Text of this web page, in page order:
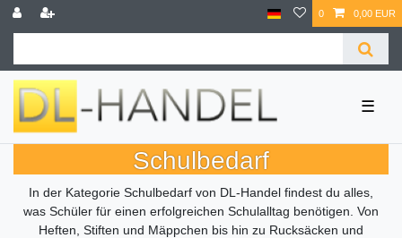
0 0,00 EUR
☰
Schulbedarf
In der Kategorie Schulbedarf von DL-Handel findest du alles,
was Schüler für einen erfolgreichen Schulalltag benötigen. Von
Heften, Stiften und Mäppchen bis hin zu Rucksäcken und